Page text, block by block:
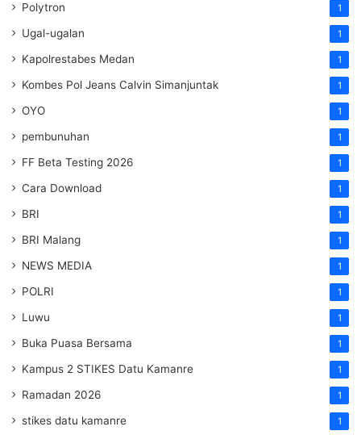
Polytron 1
Ugal-ugalan 1
Kapolrestabes Medan 1
Kombes Pol Jeans Calvin Simanjuntak 1
OYO 1
pembunuhan 1
FF Beta Testing 2026 1
Cara Download 1
BRI 1
BRI Malang 1
NEWS MEDIA 1
POLRI 1
Luwu 1
Buka Puasa Bersama 1
Kampus 2 STIKES Datu Kamanre 1
Ramadan 2026 1
stikes datu kamanre 1